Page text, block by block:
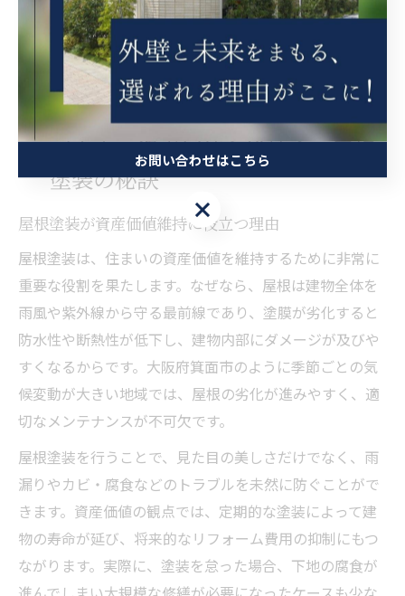
ます。屋根塗装は住まいの資産価値を守る大切な工事で
す。失敗しないためにも、慎重な比較・検討を心がけま
しょう。
ご自宅の資産価値を維持する屋根
塗装の秘訣
屋根塗装が資産価値維持に役立つ理由
屋根塗装は、住まいの資産価値を維持するために非常に
重要な役割を果たします。なぜなら、屋根は建物全体を
雨風や紫外線から守る最前線であり、塗膜が劣化すると
防水性や断熱性が低下し、建物内部にダメージが及びや
すくなるからです。大阪府箕面市のように季節ごとの気
候変動が大きい地域では、屋根の劣化が進みやすく、適
切なメンテナンスが不可欠です。
屋根塗装を行うことで、見た目の美しさだけでなく、雨
漏りやカビ・腐食などのトラブルを未然に防ぐことがで
きます。資産価値の観点では、定期的な塗装によって建
物の寿命が延び、将来的なリフォーム費用の抑制にもつ
ながります。実際に、塗装を怠った場合、下地の腐食が
お問い合わせはこちら
お問い合わせはこちら